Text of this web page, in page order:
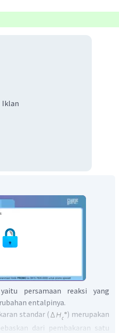
Iklan
persamaan reaksi yang
entalpinya.
standar (
) merupakan
dari pembakaran satu